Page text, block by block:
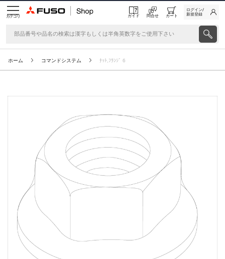
カテゴリ ガイド 問合せ カート
ログイン/
新規登録
ホーム コマンドシステム ﾅｯﾄ,ﾌﾗﾝｼﾞ 6